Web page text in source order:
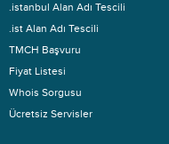
.istanbul Alan Adı Tescili
.ist Alan Adı Tescili
TMCH Başvuru
Fiyat Listesi
Whois Sorgusu
Ücretsiz Servisler